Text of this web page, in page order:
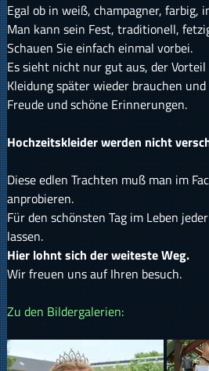
Egal ob in weiß, champagner, farbig,
Man kann sein Fest, traditionell,
Schauen Sie einfach einmal vorbei.
Es sieht nicht nur gut aus, der
Kleidung später wieder brauchen
Freude und schöne Erinnerungen.
Hochzeitskleider werden nicht
Diese edlen Trachten muß man im
anprobieren.
Für den schönsten Tag im Leben
lassen.
Hier lohnt sich der weiteste Weg.
Wir freuen uns auf Ihren besuch.
Zu den Bildergalerien: